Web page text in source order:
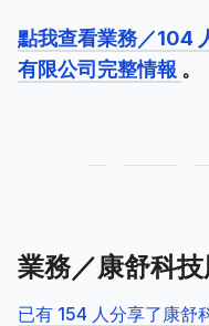
點我查看業務／104
有限公司完整情報 。
業務／康舒科
已有 154 人分享了康舒